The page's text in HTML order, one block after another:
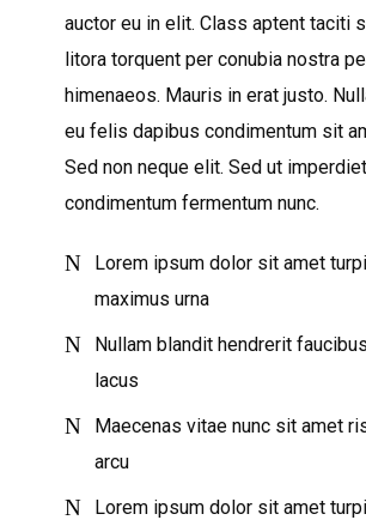
auctor eu in elit. Class aptent taciti
litora torquent per conubia nostra
himenaeos. Mauris in erat justo.
eu felis dapibus condimentum sit
Sed non neque elit. Sed ut
condimentum fermentum nunc.
Lorem ipsum dolor sit amet
maximus urna
Nullam blandit hendrerit
lacus
Maecenas vitae nunc sit amet
arcu
Lorem ipsum dolor sit amet